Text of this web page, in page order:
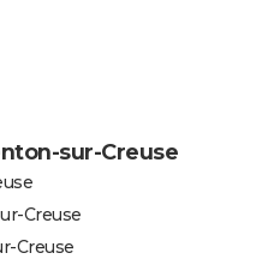
sur-Creuse
Creuse
Creuse